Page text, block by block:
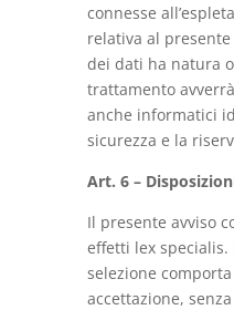
connesse
relativa al
dei dati ha natura
trattamento
anche informatici
sicurezza e la
Art. 6 –
Il presente avviso
effetti lex specialis.
selezione
accettazione,